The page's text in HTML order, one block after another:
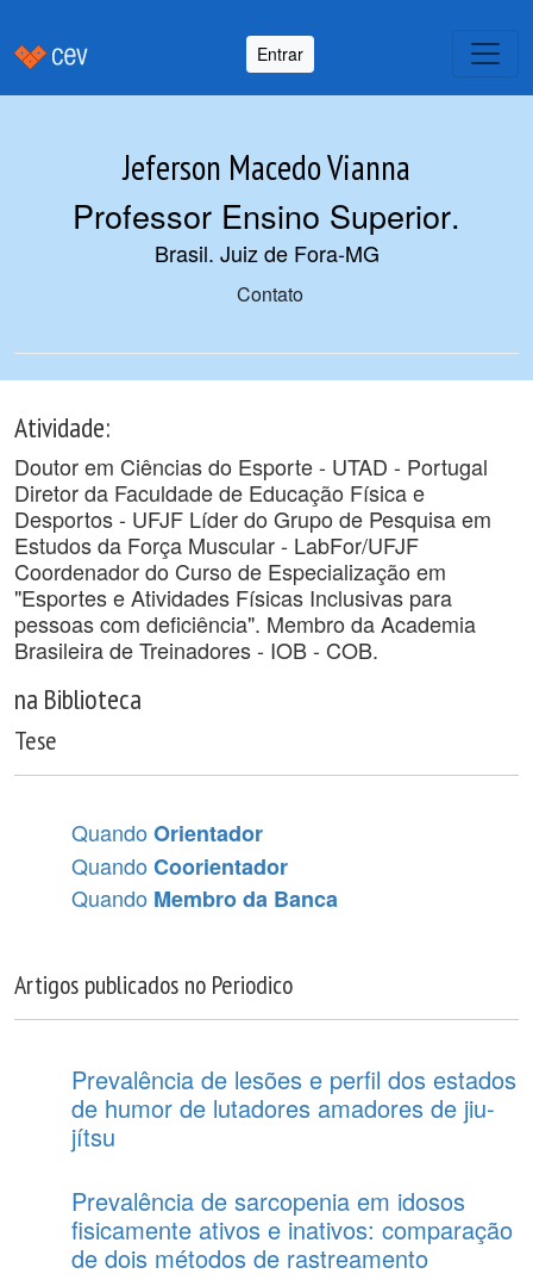
Entrar
Jeferson Macedo Vianna
Professor Ensino Superior.
Brasil. Juiz de Fora-MG
Contato
Atividade:
Doutor em Ciências do Esporte - UTAD - Portugal
Diretor da Faculdade de Educação Física e
Desportos - UFJF Líder do Grupo de Pesquisa em
Estudos da Força Muscular - LabFor/UFJF
Coordenador do Curso de Especialização em
"Esportes e Atividades Físicas Inclusivas para
pessoas com deficiência". Membro da Academia
Brasileira de Treinadores - IOB - COB.
na Biblioteca
Tese
Quando Orientador
Quando Coorientador
Quando Membro da Banca
Artigos publicados no Periodico
Prevalência de lesões e perfil dos estados
de humor de lutadores amadores de jiu-
jítsu
Prevalência de sarcopenia em idosos
fisicamente ativos e inativos: comparação
de dois métodos de rastreamento